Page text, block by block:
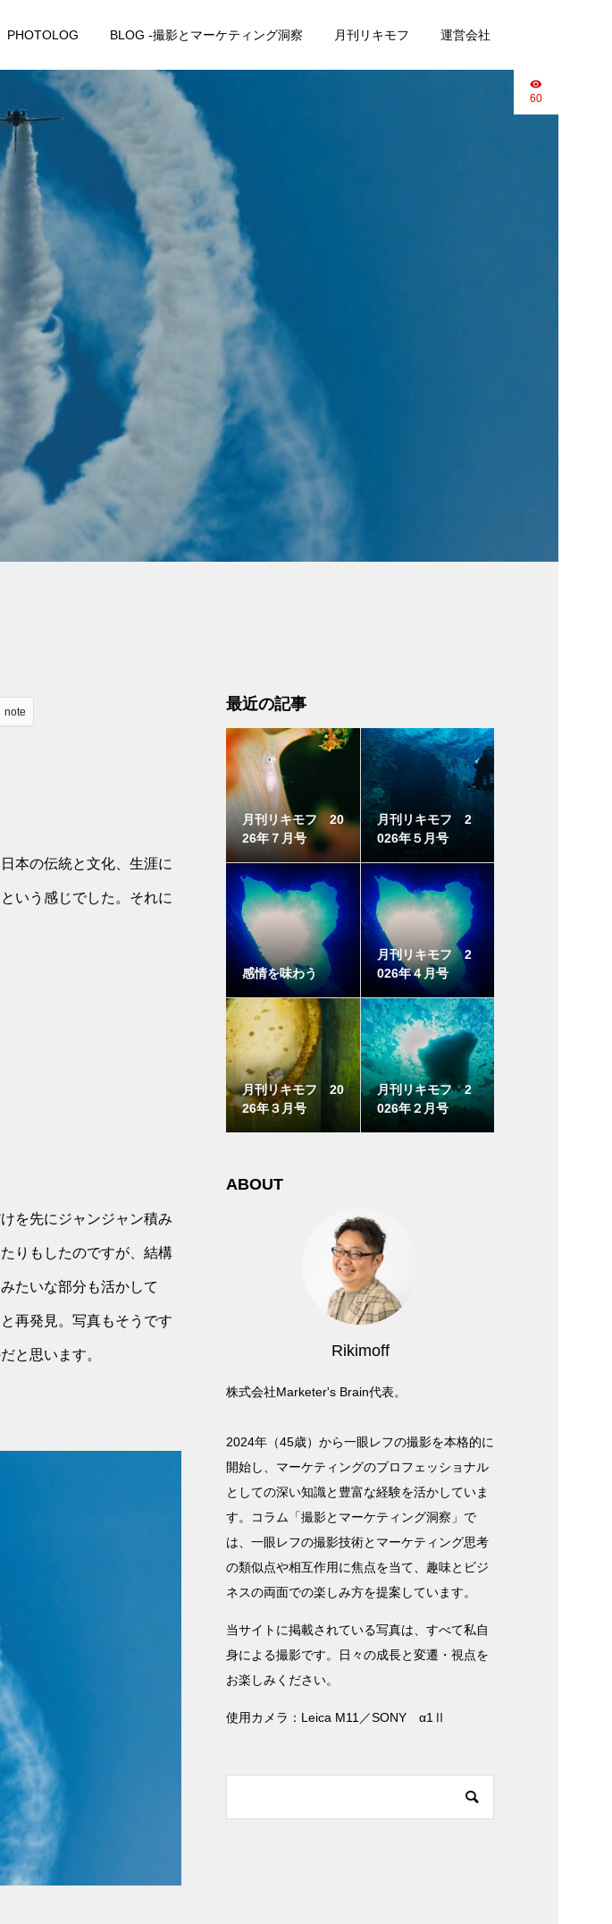
PHOTOLOG BLOG -撮影とマーケティング洞察 月刊リキモフ 運営会社
60
note
本の伝統と文化、生涯に
いう感じでした。それに
を先にジャンジャン積み
りもしたのですが、結構
たいな部分も活かして
再発見。写真もそうです
と思います。
最近の記事
月刊リキモフ 20
26年７月号
月刊リキモフ 2
026年５月号
感情を味わう
月刊リキモフ 2
026年４月号
月刊リキモフ 20
26年３月号
月刊リキモフ 2
026年２月号
ABOUT
Rikimoff
株式会社Marketer's Brain代表。
2024年（45歳）から一眼レフの撮影を本格的に
開始し、マーケティングのプロフェッショナル
としての深い知識と豊富な経験を活かしていま
す。コラム「撮影とマーケティング洞察」で
は、一眼レフの撮影技術とマーケティング思考
の類似点や相互作用に焦点を当て、趣味とビジ
ネスの両面での楽しみ方を提案しています。
当サイトに掲載されている写真は、すべて私自
身による撮影です。日々の成長と変遷・視点を
お楽しみください。
使用カメラ：Leica M11／SONY α1Ⅱ